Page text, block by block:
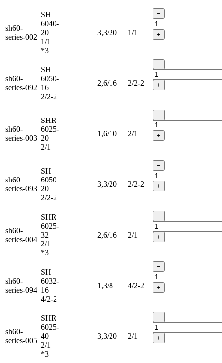
sh60-
series-002
SH
6040-
20
1/1
*3
3,3/20 1/1
−
+
sh60-
series-092
SH
6050-
16
2/2-2
2,6/16 2/2-2
−
+
sh60-
series-003
SHR
6025-
20
2/1
1,6/10 2/1
−
+
sh60-
series-093
SH
6050-
20
2/2-2
3,3/20 2/2-2
−
+
sh60-
series-004
SHR
6025-
32
2/1
*3
2,6/16 2/1
−
+
sh60-
series-094
SH
6032-
16
4/2-2
1,3/8 4/2-2
−
+
sh60-
series-005
SHR
6025-
40
2/1
*3
3,3/20 2/1
−
+